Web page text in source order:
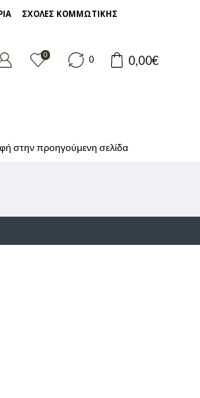
ΣΧΟΛΕΣ ΚΟΜΜΩΤΙΚΗΣ
0 0 0,00€
στην προηγούμενη σελίδα